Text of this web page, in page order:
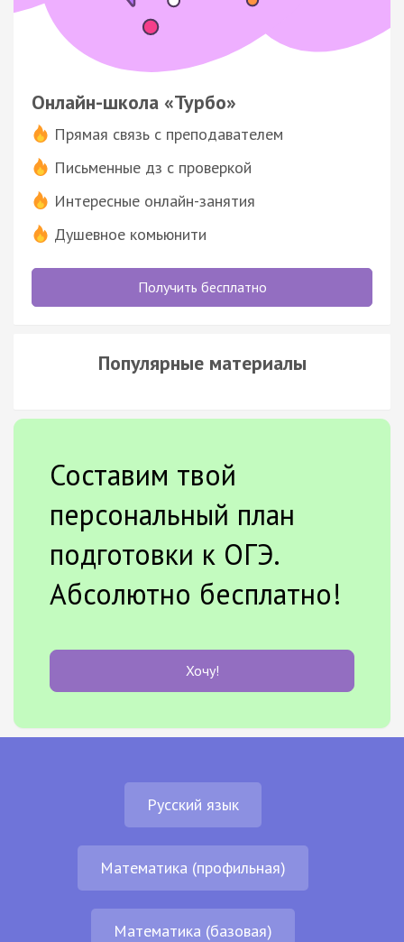
Онлайн-школа «Турбо»
Прямая связь с преподавателем
Письменные дз с проверкой
Интересные онлайн-занятия
Душевное комьюнити
Получить бесплатно
Популярные материалы
Составим твой
персональный план
подготовки к ОГЭ.
Абсолютно бесплатно!
Хочу!
Русский язык
Математика (профильная)
Математика (базовая)